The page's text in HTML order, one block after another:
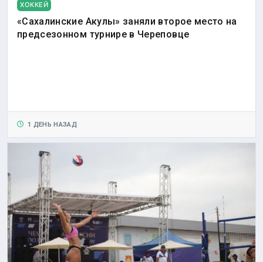
ХОККЕЙ
«Сахалинские Акулы» заняли второе место на
предсезонном турнире в Череповце
1 ДЕНЬ НАЗАД